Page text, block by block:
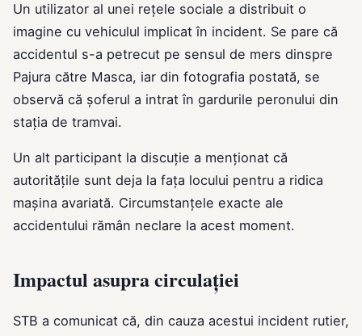
Un utilizator al unei rețele sociale a distribuit o
imagine cu vehiculul implicat în incident. Se pare că
accidentul s-a petrecut pe sensul de mers dinspre
Pajura către Masca, iar din fotografia postată, se
observă că șoferul a intrat în gardurile peronului din
stația de tramvai.
Un alt participant la discuție a menționat că
autoritățile sunt deja la fața locului pentru a ridica
mașina avariată. Circumstanțele exacte ale
accidentului rămân neclare la acest moment.
Impactul asupra circulației
STB a comunicat că, din cauza acestui incident rutier,